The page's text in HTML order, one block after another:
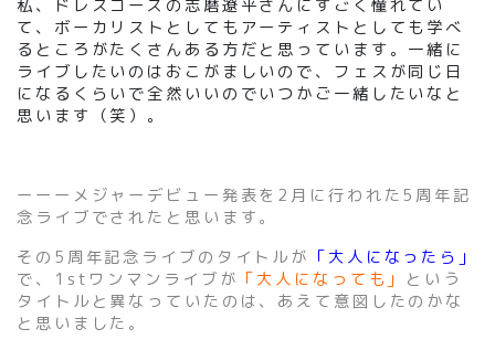
私、ドレスコーズの志磨遼平さんにすごく憧れてい
て、ボーカリストとしてもアーティストとしても学べ
るところがたくさんある方だと思っています。一緒に
ライブしたいのはおこがましいので、フェスが同じ日
になるくらいで全然いいのでいつかご一緒したいなと
思います（笑）。
ーーーメジャーデビュー発表を2月に行われた5周年記
念ライブでされたと思います。
その5周年記念ライブのタイトルが 「大人になったら」
で、1stワンマンライブが 「大人になっても」 という
タイトルと異なっていたのは、あえて意図したのかな
と思いました。